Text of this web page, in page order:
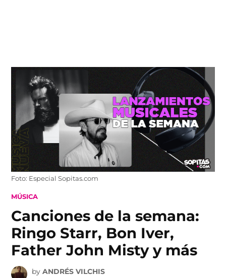
content
Foto: Especial Sopitas.com
POSTED
MÚSICA
Canciones de la semana:
Ringo Starr, Bon Iver,
Father John Misty y más
by ANDRÉS VILCHIS